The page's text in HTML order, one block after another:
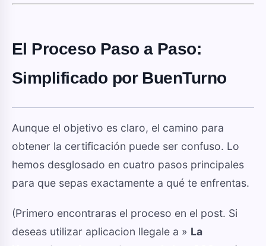
El Proceso Paso a Paso:
Simplificado por BuenTurno
Aunque el objetivo es claro, el camino para
obtener la certificación puede ser confuso. Lo
hemos desglosado en cuatro pasos principales
para que sepas exactamente a qué te enfrentas.
(Primero encontraras el proceso en el post. Si
deseas utilizar aplicacion llegale a » La